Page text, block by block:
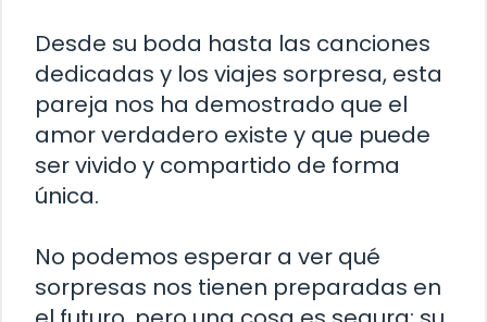
Desde su boda hasta las canciones
dedicadas y los viajes sorpresa, esta
pareja nos ha demostrado que el
amor verdadero existe y que puede
ser vivido y compartido de forma
única.
No podemos esperar a ver qué
sorpresas nos tienen preparadas en